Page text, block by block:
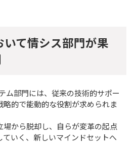
いて情シス部門が果
ム部門には、従来の技術的サポー
略的で能動的な役割が求められま
場から脱却し、自らが変革の起点
ていく、新しいマインドセットへ